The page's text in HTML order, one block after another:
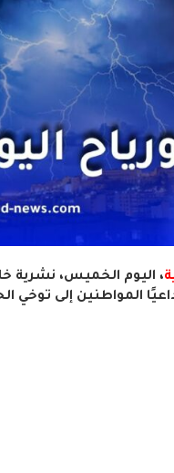
، اليوم الخميس، نشرية
المواطنين إلى توخي